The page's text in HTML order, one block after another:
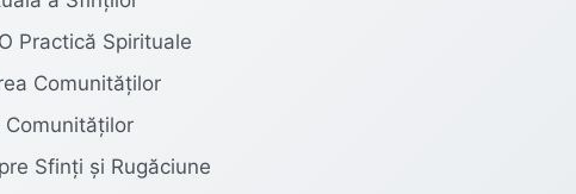
Practică Spirituale
Comunităților
Comunităților
Sfinți și Rugăciune